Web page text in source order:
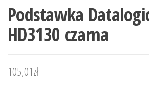
Podstawka
HD3130 czarna
105,01zł